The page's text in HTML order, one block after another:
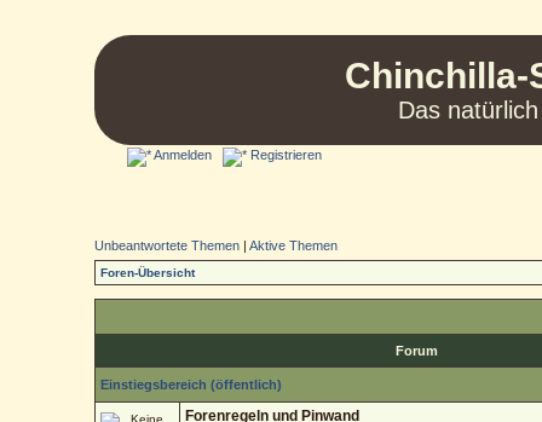
Chinchilla-
Das
Anmelden Registrieren
Unbeantwortete Themen |Aktive Themen
Foren-Übersicht
Forum
Einstiegsbereich (öffentlich)
Forenregeln und Pinwand